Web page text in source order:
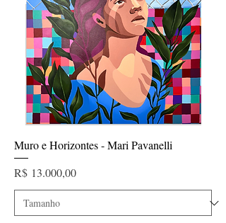
Muro e Horizontes - Mari Pavanelli
Preço
R$ 13.000,00